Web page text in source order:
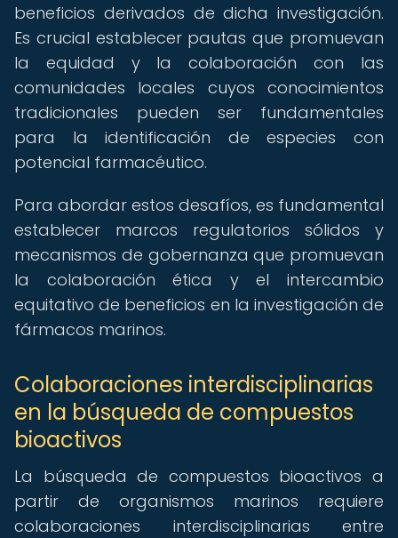
beneficios derivados de dicha investigación.
Es crucial establecer pautas que promuevan
la equidad y la colaboración con las
comunidades locales cuyos conocimientos
tradicionales pueden ser fundamentales
para la identificación de especies con
potencial farmacéutico.
Para abordar estos desafíos, es fundamental
establecer marcos regulatorios sólidos y
mecanismos de gobernanza que promuevan
la colaboración ética y el intercambio
equitativo de beneficios en la investigación de
fármacos marinos.
Colaboraciones interdisciplinarias
en la búsqueda de compuestos
bioactivos
La búsqueda de compuestos bioactivos a
partir de organismos marinos requiere
colaboraciones interdisciplinarias entre